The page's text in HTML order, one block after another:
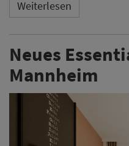
Weiterlesen
Neues
Mannheim